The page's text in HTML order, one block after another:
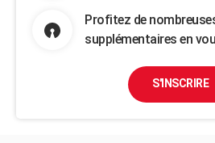
Profitez de
supplémentaires en
S'INSCRIRE